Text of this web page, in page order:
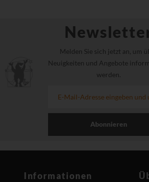
Melden Sie sich jetzt an, um
Neuigkeiten und Angebote
werden.
Abonnieren
Informationen